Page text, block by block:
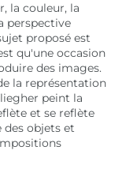
la couleur, la
perspective
proposé est
qu'une occasion
des images.
la représentation
peint la
et se reflète
des objets et